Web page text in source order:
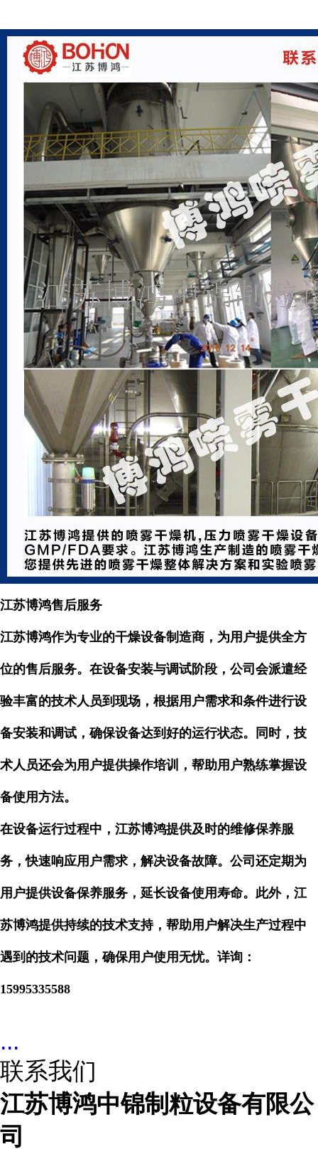
江苏博鸿售后服务
江苏博鸿作为专业的干燥设备制造商，为用户提供全方
位的售后服务。在设备安装与调试阶段，公司会派遣经
验丰富的技术人员到现场，根据用户需求和条件进行设
备安装和调试，确保设备达到好的运行状态。同时，技
术人员还会为用户提供操作培训，帮助用户熟练掌握设
备使用方法。
在设备运行过程中，江苏博鸿提供及时的维修保养服
务，快速响应用户需求，解决设备故障。公司还定期为
用户提供设备保养服务，延长设备使用寿命。此外，江
苏博鸿提供持续的技术支持，帮助用户解决生产过程中
遇到的技术问题，确保用户使用无忧。 详询：
15995335588
...
联系我们
江苏博鸿中锦制粒设备有限公
司